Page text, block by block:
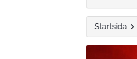
Startsida